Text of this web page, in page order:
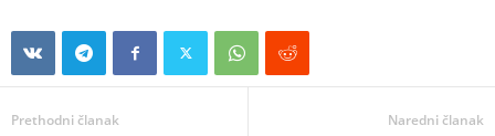
Prethodni članak Naredni članak